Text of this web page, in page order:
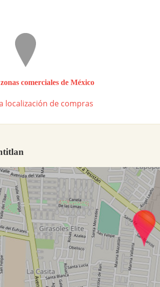
comerciales de México
localización de compras